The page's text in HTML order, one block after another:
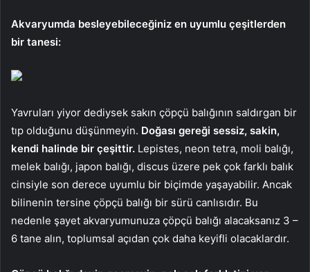
Akvaryumda besleyebileceğiniz en uyumlu çeşitlerden
bir tanesi:
Yavruları yiyor dediysek sakın çöpçü balığının saldırgan bir
tıp olduğunu düşünmeyin. Doğası gereği sessiz, sakin,
kendi halinde bir çeşittir. Lepistes, neon tetra, moli balığı,
melek balığı, japon balığı, discus üzere pek çok farklı balık
cinsiyle son derece uyumlu bir biçimde yaşayabilir. Ancak
bilinenin tersine çöpçü balığı bir sürü canlısıdır. Bu
nedenle şayet akvaryumunuza çöpçü balığı alacaksanız 3 –
6 tane alın, toplumsal açıdan çok daha keyifli olacaklardır.